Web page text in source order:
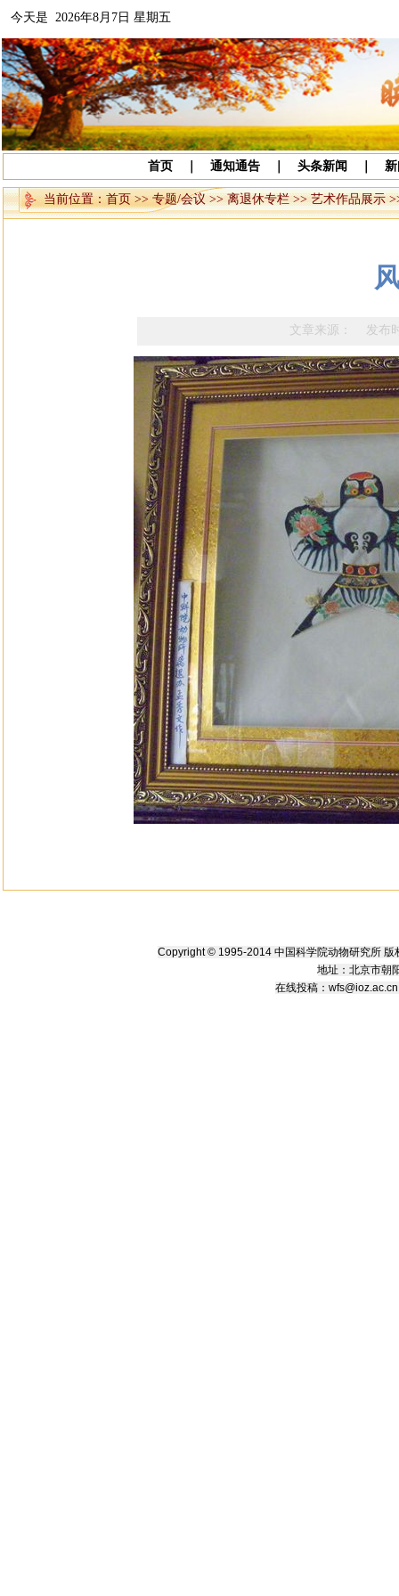
今天是 2026年8月7日 星期五
首页 通知通告 头条新闻
当前位置：首页>>专题/会议 >> 离退休专栏 >> 艺术作品展示
文章来源： 发布
Copyright © 1995-2014 中国科学院动物研究所
地址：北京市朝
在线投稿 ： wfs@ioz.ac.cn